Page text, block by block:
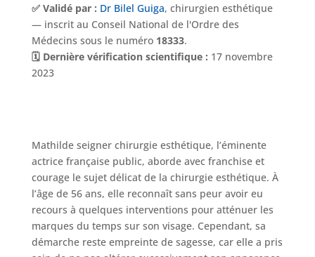
Nos
chirurgies
Nos
chirurgiens
FAQ
Services
✅ Validé par : Dr Bilel Guiga, chirurgien esthétique
— inscrit au Conseil National de l'Ordre des
Médecins sous le numéro 18333.
🗓️ Dernière vérification scientifique : 17 novembre
2023
Mathilde seigner chirurgie esthétique, l’éminente
actrice française public, aborde avec franchise et
courage le sujet délicat de la chirurgie esthétique. À
l’âge de 56 ans, elle reconnaît sans peur avoir eu
recours à quelques interventions pour atténuer les
marques du temps sur son visage. Cependant, sa
démarche reste empreinte de sagesse, car elle a pris